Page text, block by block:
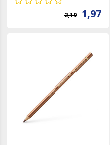
2,19 1,97